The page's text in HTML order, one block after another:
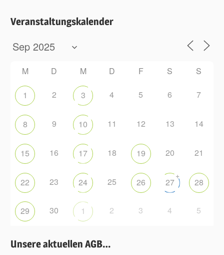
Veranstaltungskalender
M D M D F S S
1 2 3 4 5 6 7
8 9 10 11 12 13 14
15 16 17 18 19 20 21
22 23 24 25 26 27
+
28
29 30 1 2 3 4 5
Unsere aktuellen AGB…